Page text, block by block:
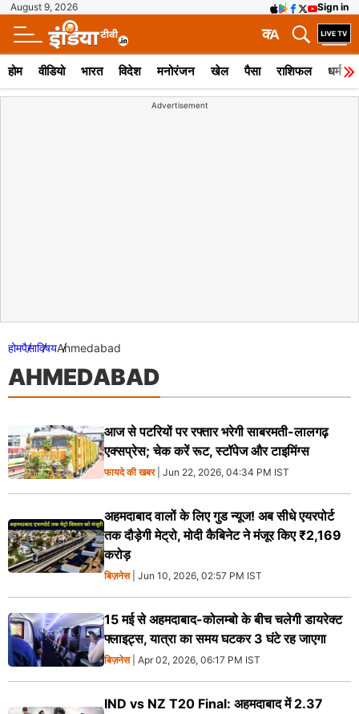
August 9, 2026 Sign in
A
क
होम वीडियो भारत विदेश मनोरंजन खेल पैसा राशिफल धर्म
Advertisement
होमपैसाविषयAhmedabad
AHMEDABAD
आज से पटरियों पर रफ्तार भरेगी साबरमती-लालगढ़
एक्सप्रेस; चेक करें रूट, स्टॉपेज और टाइमिंग्स
फायदे की खबर| Jun 22, 2026, 04:34 PM IST
अहमदाबाद वालों के लिए गुड न्यूज! अब सीधे एयरपोर्ट
तक दौड़ेगी मेट्रो, मोदी कैबिनेट ने मंजूर किए ₹2,169
करोड़
बिज़नेस| Jun 10, 2026, 02:57 PM IST
15 मई से अहमदाबाद-कोलम्बो के बीच चलेगी डायरेक्ट
फ्लाइट्स, यात्रा का समय घटकर 3 घंटे रह जाएगा
बिज़नेस| Apr 02, 2026, 06:17 PM IST
IND vs NZ T20 Final: अहमदाबाद में 2.37